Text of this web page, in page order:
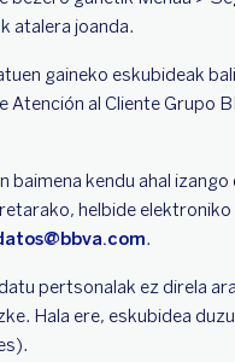
atalera joanda.
gaineko eskubideak
Atención al Cliente Grupo
baimena kendu ahal
helbide
.
pertsonalak ez direla
Hala ere, eskubidea